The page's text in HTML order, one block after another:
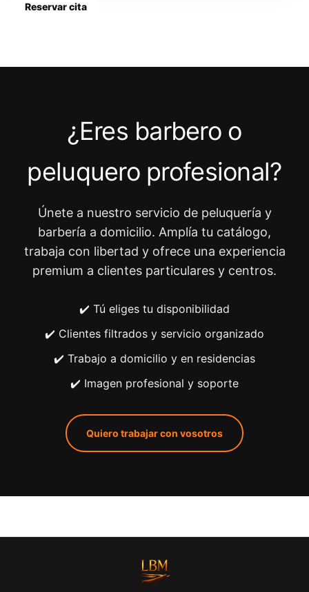
Reservar cita
¿Eres barbero o
peluquero profesional?
Únete a nuestro servicio de peluquería y
barbería a domicilio. Amplía tu catálogo,
trabaja con libertad y ofrece una experiencia
premium a clientes particulares y centros.
✔️ Tú eliges tu disponibilidad
✔️ Clientes filtrados y servicio organizado
✔️ Trabajo a domicilio y en residencias
✔️ Imagen profesional y soporte
Quiero trabajar con vosotros